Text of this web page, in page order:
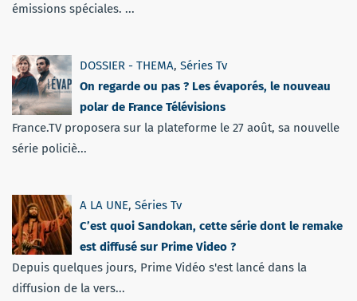
émissions spéciales. ...
DOSSIER - THEMA, Séries Tv
On regarde ou pas ? Les évaporés, le nouveau
polar de France Télévisions
France.TV proposera sur la plateforme le 27 août, sa nouvelle
série policiè...
A LA UNE, Séries Tv
C’est quoi Sandokan, cette série dont le remake
est diffusé sur Prime Video ?
Depuis quelques jours, Prime Vidéo s'est lancé dans la
diffusion de la vers...